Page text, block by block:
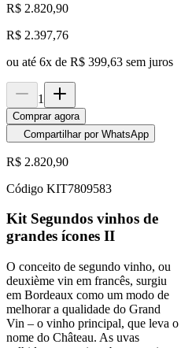
R$ 2.820,90
R$ 2.397,76
ou até 6x de R$ 399,63 sem juros
1
Comprar agora
Compartilhar por WhatsApp
R$ 2.820,90
Código KIT7809583
Kit Segundos vinhos de
grandes ícones II
O conceito de segundo vinho, ou
deuxième vin em francês, surgiu
em Bordeaux como um modo de
melhorar a qualidade do Grand
Vin – o vinho principal, que leva o
nome do Château. As uvas